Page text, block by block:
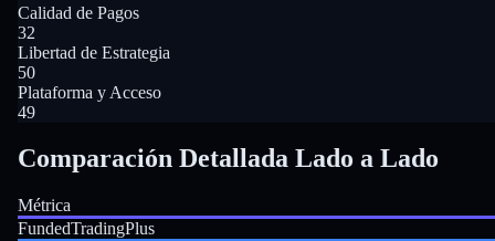
Calidad de Pagos
32
Libertad de Estrategia
50
Plataforma y Acceso
49
Comparación Detallada Lado a Lado
Métrica
FundedTradingPlus